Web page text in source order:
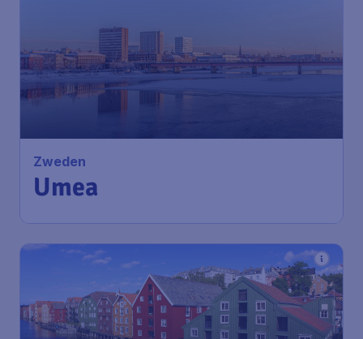
Zweden
Umea